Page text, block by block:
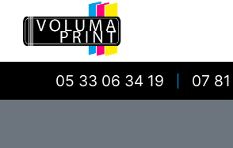
05 33 06 34 19 07